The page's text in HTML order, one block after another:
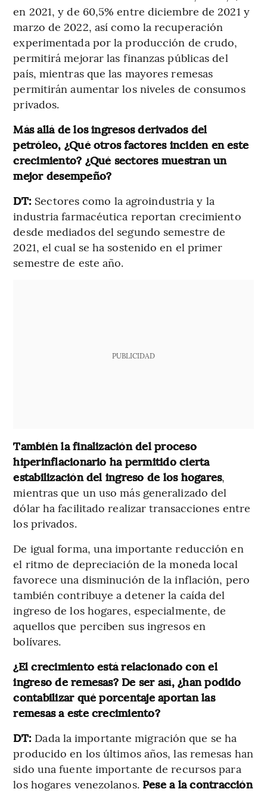
en 2021, y de 60,5% entre diciembre de 2021 y
marzo de 2022, así como la recuperación
experimentada por la producción de crudo,
permitirá mejorar las finanzas públicas del
país, mientras que las mayores remesas
permitirán aumentar los niveles de consumos
privados.
Más allá de los ingresos derivados del
petróleo, ¿Qué otros factores inciden en este
crecimiento? ¿Qué sectores muestran un
mejor desempeño?
DT: Sectores como la agroindustria y la
industria farmacéutica reportan crecimiento
desde mediados del segundo semestre de
2021, el cual se ha sostenido en el primer
semestre de este año.
PUBLICIDAD
También la finalización del proceso
hiperinflacionario ha permitido cierta
estabilización del ingreso de los hogares,
mientras que un uso más generalizado del
dólar ha facilitado realizar transacciones entre
los privados.
De igual forma, una importante reducción en
el ritmo de depreciación de la moneda local
favorece una disminución de la inflación, pero
también contribuye a detener la caída del
ingreso de los hogares, especialmente, de
aquellos que perciben sus ingresos en
bolívares.
¿El crecimiento está relacionado con el
ingreso de remesas? De ser así, ¿han podido
contabilizar qué porcentaje aportan las
remesas a este crecimiento?
DT: Dada la importante migración que se ha
producido en los últimos años, las remesas han
sido una fuente importante de recursos para
los hogares venezolanos. Pese a la contracción